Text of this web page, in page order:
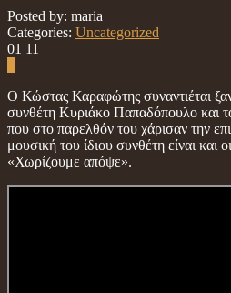
Posted by: maria
Categories: Uncategorized
01 11
Ο Κώστας Καραφώτης συναντιέται
συνθέτη Κυριάκο Παπαδόπουλο και
που στο παρελθόν του χάρισαν την
μουσική του ίδιου συνθέτη είναι και
«Χωρίζουμε απόψε».